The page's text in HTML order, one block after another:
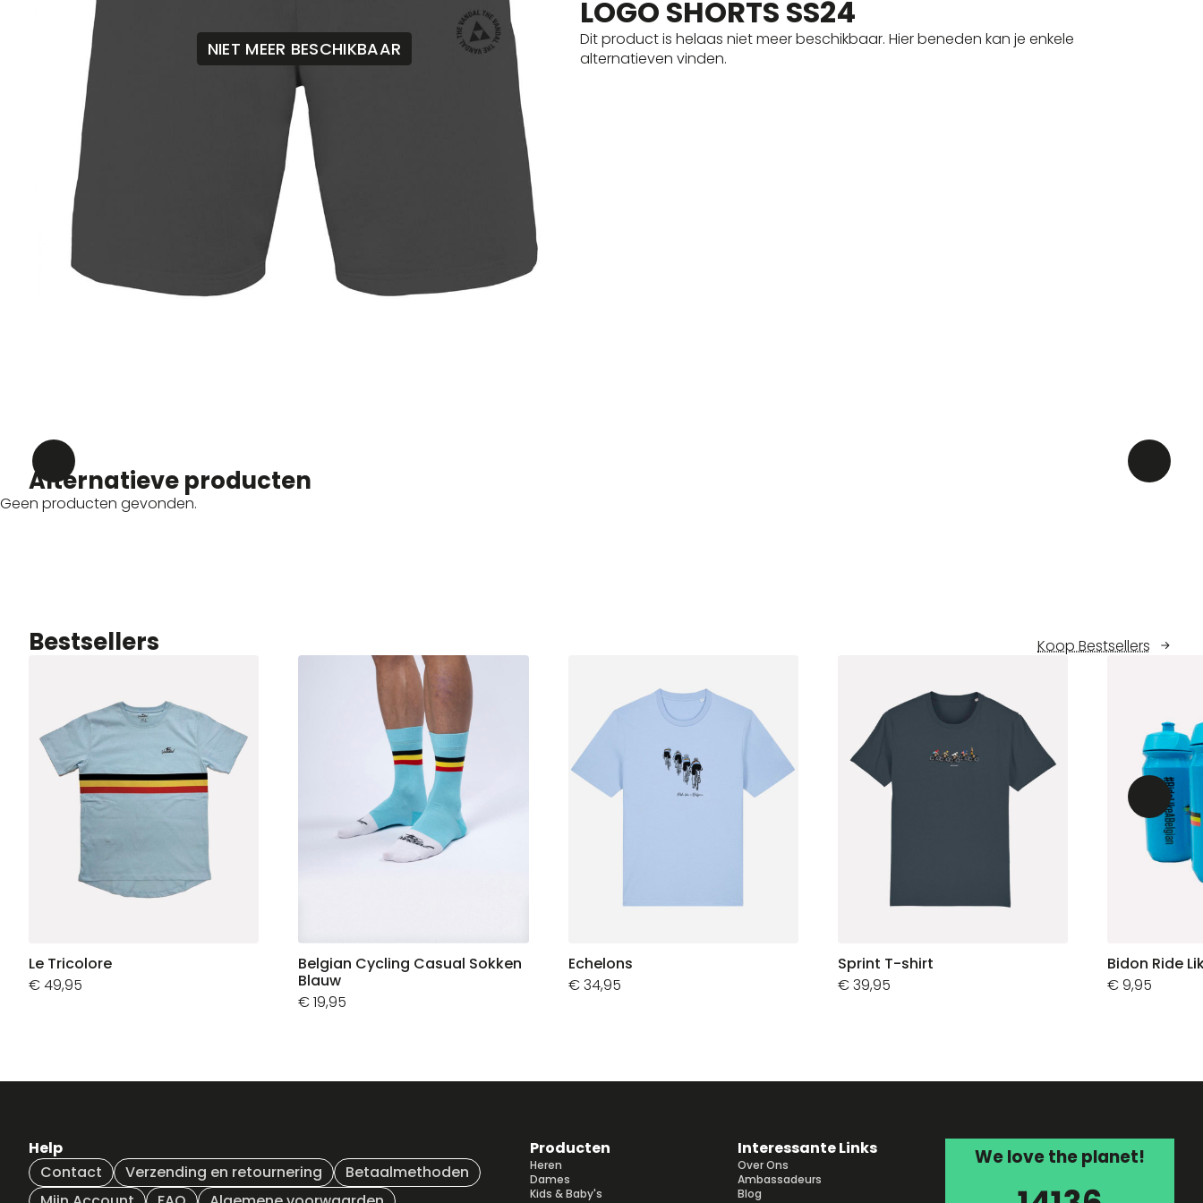
NIET MEER BESCHIKBAAR
LOGO SHORTS SS24
Dit product is helaas niet meer beschikbaar. Hier beneden kan je enkele
alternatieven vinden.
Alternatieve producten
Geen producten gevonden.
Bestsellers Koop Bestsellers
Le Tricolore
€49,95
Belgian Cycling Casual Sokken
Blauw
€19,95
Echelons
€34,95
Sprint T-shirt
€39,95
Bidon Ride
€9,95
Help
Contact
Verzending en retournering
Betaalmethoden
Producten
Heren
Dames
Kids & Baby's
Interessante Links
Over Ons
Ambassadeurs
Blog
We love the planet!